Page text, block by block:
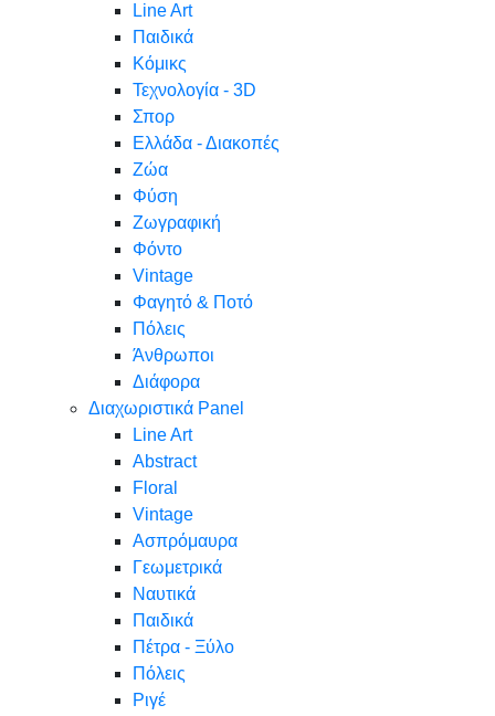
Line Art
Παιδικά
Κόμικς
Τεχνολογία - 3D
Σπορ
Ελλάδα - Διακοπές
Ζώα
Φύση
Ζωγραφική
Φόντο
Vintage
Φαγητό & Ποτό
Πόλεις
Άνθρωποι
Διάφορα
Διαχωριστικά Panel
Line Art
Abstract
Floral
Vintage
Ασπρόμαυρα
Γεωμετρικά
Ναυτικά
Παιδικά
Πέτρα - Ξύλο
Πόλεις
Ριγέ